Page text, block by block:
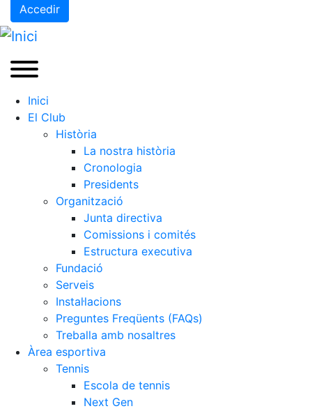
Accedir
Inici
El Club
Història
La nostra història
Cronologia
Presidents
Organització
Junta directiva
Comissions i comités
Estructura executiva
Fundació
Serveis
Instal·lacions
Preguntes Freqüents (FAQs)
Treballa amb nosaltres
Àrea esportiva
Tennis
Escola de tennis
Next Gen
Àrea esportiva
Tennis
Escola de tennis
Next Gen
Palmarès equips
Llegendes
Jugadors professionals
Competicions
Campionat Social de Tennis
Quadres de Joc
Quadre d'Honor
Històric del Campionat Social
Fotos
Normativa